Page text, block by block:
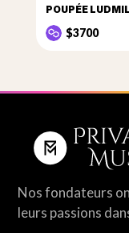
POUPÉE
$3700
Nos fondateurs
leurs passions